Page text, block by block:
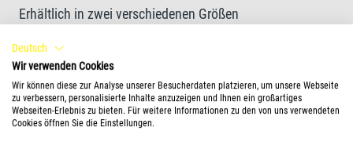
Erhältlich in zwei verschiedenen Größen
Geeignet für Filter der Reihe Tetra EX
Mehr Informationen
Deutsch
Wir verwenden Cookies
Wir können diese zur Analyse unserer Besucherdaten platzieren, um unsere Webseite
zu verbessern, personalisierte Inhalte anzuzeigen und Ihnen ein großartiges
Webseiten-Erlebnis zu bieten. Für weitere Informationen zu den von uns verwendeten
Cookies öffnen Sie die Einstellungen.